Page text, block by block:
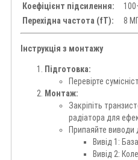
Коефіцієнт підсилення:
Перехідна частота (fT):
8
Інструкція з монтажу
Підготовка:
Перевірте
Монтаж:
Закріпіть
радіатора для
Припаяйте виводи
Вивід 1: База.
Вивід 2: